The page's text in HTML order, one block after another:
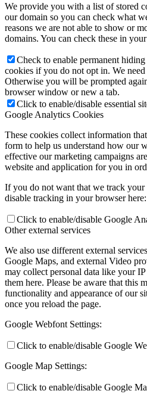
We provide you with a list of stored
our domain so you can check what
reasons we are not able to show or
domains. You can check these in
Check to enable permanent
cookies if you do not opt in. We
Otherwise you will be prompted
browser window or new a tab.
Click to enable/disable essential
Google Analytics Cookies
These cookies collect information
form to help us understand how our
effective our marketing campaigns
website and application for you in
If you do not want that we track your
disable tracking in your browser here:
Click to enable/disable Google
Other external services
We also use different external
Google Maps, and external Video
may collect personal data like your
them here. Please be aware that this
functionality and appearance of our
once you reload the page.
Google Webfont Settings:
Click to enable/disable Google
Google Map Settings:
Click to enable/disable Google